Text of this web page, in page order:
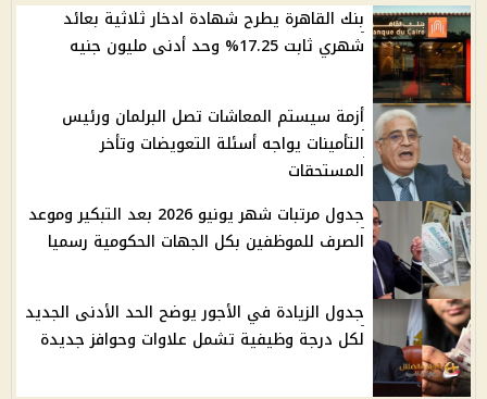
بنك القاهرة يطرح شهادة ادخار ثلاثية بعائد
شهري ثابت 17.25% وحد أدنى مليون جنيه
أزمة سيستم المعاشات تصل البرلمان ورئيس
التأمينات يواجه أسئلة التعويضات وتأخر
المستحقات
جدول مرتبات شهر يونيو 2026 بعد التبكير وموعد
الصرف للموظفين بكل الجهات الحكومية رسميا
جدول الزيادة في الأجور يوضح الحد الأدنى الجديد
لكل درجة وظيفية تشمل علاوات وحوافز جديدة